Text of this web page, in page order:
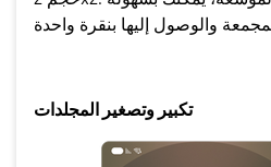
تكبير وتصغير المجلدات